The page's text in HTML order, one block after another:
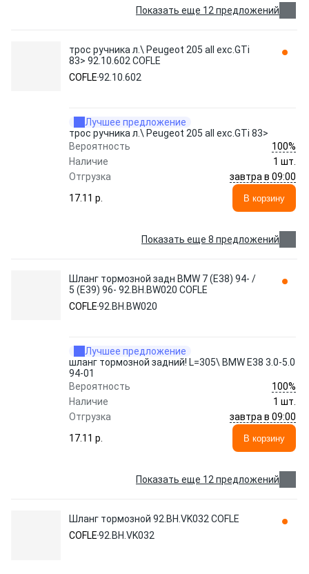
Показать еще 12 предложений
трос ручника л.\ Peugeot 205 all exc.GTi
83> 92.10.602 COFLE
COFLE92.10.602
Лучшее предложение
трос ручника л.\ Peugeot 205 all exc.GTi 83>
Вероятность
100%
Наличие
1 шт.
Отгрузка
завтра в 09:00
17.11 p.
В корзину
Показать еще 8 предложений
Шланг тормозной задн BMW 7 (E38) 94- /
5 (E39) 96- 92.BH.BW020 COFLE
COFLE92.BH.BW020
Лучшее предложение
шланг тормозной задний! L=305\ BMW E38 3.0-5.0
94-01
Вероятность
100%
Наличие
1 шт.
Отгрузка
завтра в 09:00
17.11 p.
В корзину
Показать еще 12 предложений
Шланг тормозной 92.BH.VK032 COFLE
COFLE92.BH.VK032